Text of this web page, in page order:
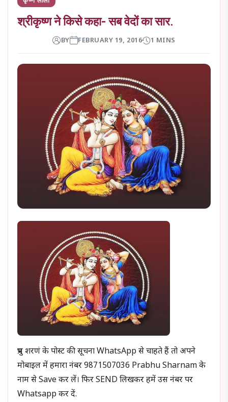
श्रीकृष्ण ने किसे कहा- सब वेदों का सार.
BY FEBRUARY 19, 2016 1 MINS
प्रभु शरणं के पोस्ट की सूचना WhatsApp से चाहते हैं तो अपने
मोबाइल में हमारा नंबर 9871507036 Prabhu Sharnam के
नाम से Save कर लें। फिर SEND लिखकर हमें उस नंबर पर
Whatsapp कर दें.